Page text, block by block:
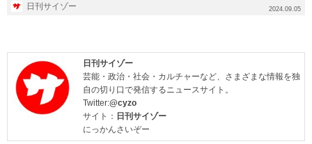
日刊サイゾー 2024.09.05
日刊サイゾー
芸能・政治・社会・カルチャーなど、さまざまな情報を独
自の切り口で発信するニュースサイト。
Twitter:@cyzo
サイト： 日刊サイゾー
にっかんさいぞー